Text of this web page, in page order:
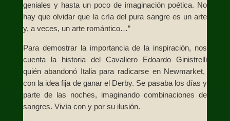
geniales y hasta un poco de imaginación poética. No
hay que olvidar que la cría del pura sangre es un arte
y, a veces, un arte romántico…”
Para demostrar la importancia de la inspiración, nos
cuenta la historia del Cavaliero Edoardo Ginistrelli
quién abandonó Italia para radicarse en Newmarket,
con la idea fija de ganar el Derby. Se pasaba los días y
parte de las noches, imaginando combinaciones de
sangres. Vivía con y por su ilusión.